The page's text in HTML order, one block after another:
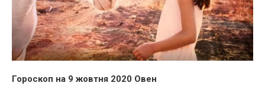
Гороскоп на 9 жовтня 2020 Овен